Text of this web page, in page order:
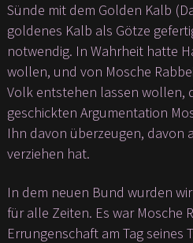
Sünde mit dem Golden Kalb
goldenes Kalb als Götze
notwendig. In Wahrheit hatte
wollen, und von Mosche
Volk entstehen lassen wollen,
geschickten Argumentation
Ihn davon überzeugen, davon
verziehen hat.
In dem neuen Bund wurden
für alle Zeiten. Es war Mosche
Errungenschaft am Tag seines